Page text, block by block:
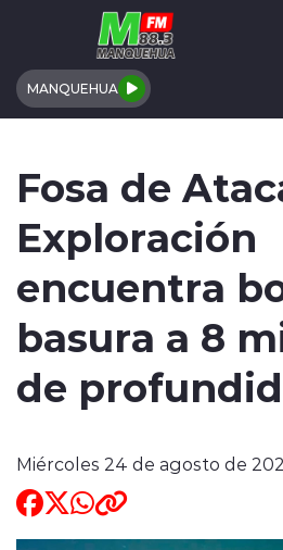
Click acá para ir directamente al
MANQUEHUA
REGIONALES
TENDENCIAS
INTERNACIONAL
Fosa de
Exploración
encuentra
basura a 8
de
Miércoles 24 de agosto de